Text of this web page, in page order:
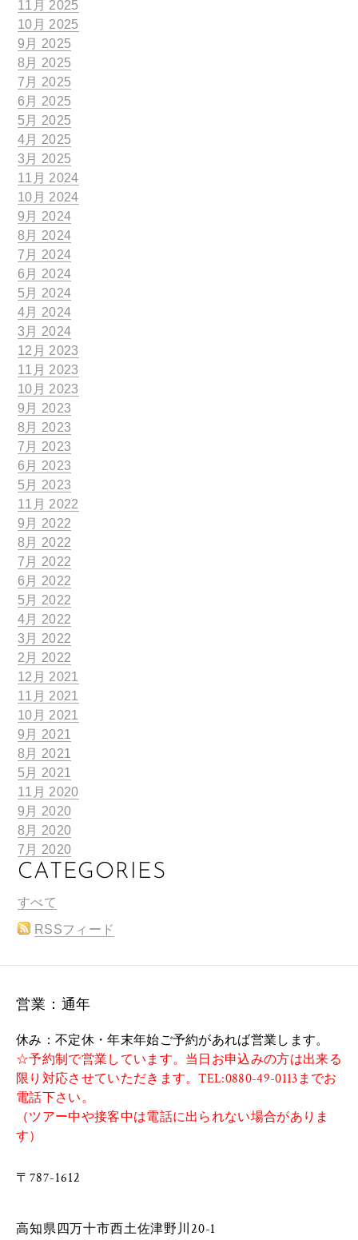
11月 2025
10月 2025
9月 2025
8月 2025
7月 2025
6月 2025
5月 2025
4月 2025
3月 2025
11月 2024
10月 2024
9月 2024
8月 2024
7月 2024
6月 2024
5月 2024
4月 2024
3月 2024
12月 2023
11月 2023
10月 2023
9月 2023
8月 2023
7月 2023
6月 2023
5月 2023
11月 2022
9月 2022
8月 2022
7月 2022
6月 2022
5月 2022
4月 2022
3月 2022
2月 2022
12月 2021
11月 2021
10月 2021
9月 2021
8月 2021
5月 2021
11月 2020
9月 2020
8月 2020
7月 2020
CATEGORIES
すべて
RSSフィード
営業：通年
休み：不定休・年末年始ご予約があれば営業します。
☆予約制で営業しています。当日お申込みの方は出来る
限り対応させていただきます。TEL:0880-49-0113までお
電話下さい。
（ツアー中や接客中は電話に出られない場合がありま
す）
〒787-1612
​高知県四万十市西土佐津野川20-1